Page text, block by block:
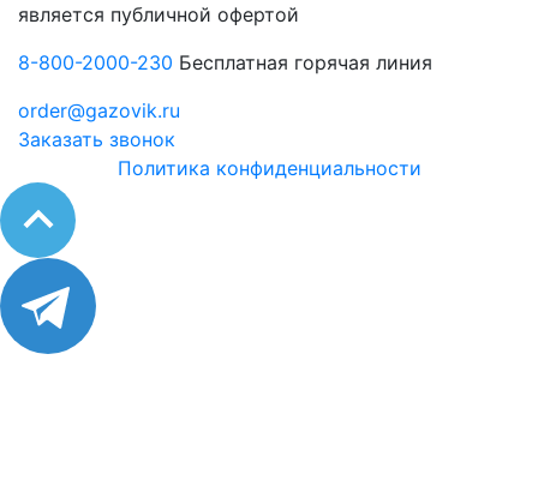
является публичной офертой
8-800-2000-230 Бесплатная горячая линия
order@gazovik.ru
Заказать звонок
Политика конфиденциальности